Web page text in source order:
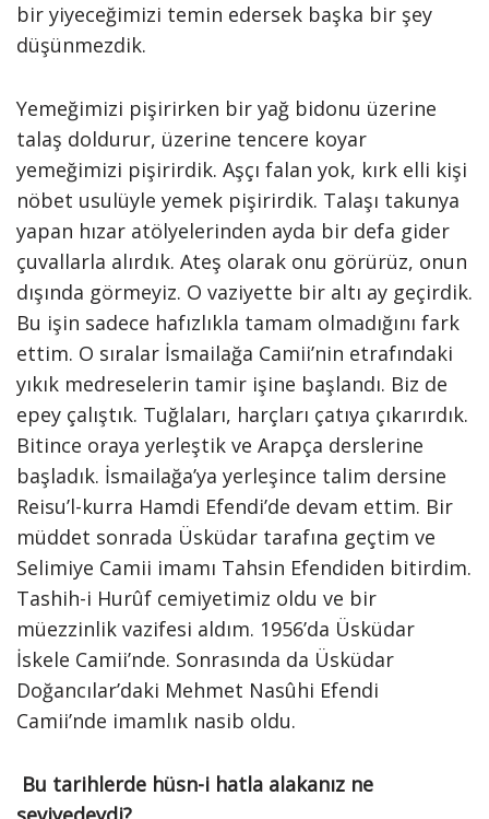
bir yiyeceğimizi temin edersek başka bir şey
düşünmezdik.
Yemeğimizi pişirirken bir yağ bidonu üzerine
talaş doldurur, üzerine tencere koyar
yemeğimizi pişirirdik. Aşçı falan yok, kırk elli kişi
nöbet usulüyle yemek pişirirdik. Talaşı takunya
yapan hızar atölyelerinden ayda bir defa gider
çuvallarla alırdık. Ateş olarak onu görürüz, onun
dışında görmeyiz. O vaziyette bir altı ay geçirdik.
Bu işin sadece hafızlıkla tamam olmadığını fark
ettim. O sıralar İsmailağa Camii’nin etrafındaki
yıkık medreselerin tamir işine başlandı. Biz de
epey çalıştık. Tuğlaları, harçları çatıya çıkarırdık.
Bitince oraya yerleştik ve Arapça derslerine
başladık. İsmailağa’ya yerleşince talim dersine
Reisu’l-kurra Hamdi Efendi’de devam ettim. Bir
müddet sonrada Üsküdar tarafına geçtim ve
Selimiye Camii imamı Tahsin Efendiden bitirdim.
Tashih-i Hurûf cemiyetimiz oldu ve bir
müezzinlik vazifesi aldım. 1956’da Üsküdar
İskele Camii’nde. Sonrasında da Üsküdar
Doğancılar’daki Mehmet Nasûhi Efendi
Camii’nde imamlık nasib oldu.
Bu tarihlerde hüsn-i hatla alakanız ne